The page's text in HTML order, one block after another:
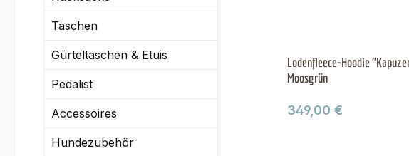
Taschen
Gürteltaschen & Etuis
Pedalist
Accessoires
Hundezubehör
Lodenfleece-Hoodie
Moosgrün
Regulärer Preis:
349,00 €